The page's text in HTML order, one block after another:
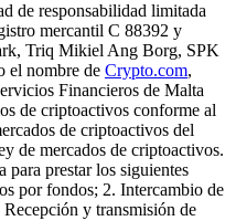
de responsabilidad limitada
mercantil C 88392 y
Triq Mikiel Ang Borg, SPK
el nombre de Crypto.com,
Financieros de Malta
de criptoactivos conforme al
de criptoactivos del
de mercados de criptoactivos.
prestar los siguientes
por fondos; 2. Intercambio de
y transmisión de